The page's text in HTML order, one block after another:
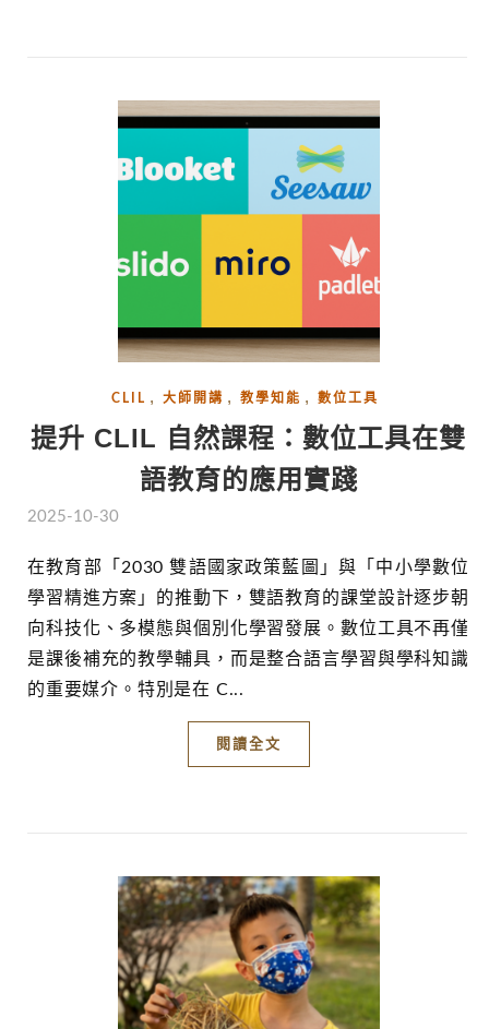
CLIL , 大師開講 , 教學知能 , 數位工具
提升 CLIL 自然課程：數位工具在雙
語教育的應用實踐
2025-10-30
在教育部「2030 雙語國家政策藍圖」與「中小學數位
學習精進方案」的推動下，雙語教育的課堂設計逐步朝
向科技化、多模態與個別化學習發展。數位工具不再僅
是課後補充的教學輔具，而是整合語言學習與學科知識
的重要媒介。特別是在 C...
閱讀全文